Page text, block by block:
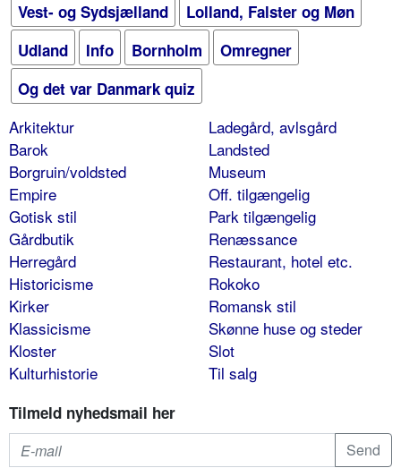
Vest- og Sydsjælland
Lolland, Falster og Møn
Udland
Info Bornholm
Omregner
Og det var Danmark quiz
Arkitektur
Barok
Borgruin/voldsted
Empire
Gotisk stil
Gårdbutik
Herregård
Historicisme
Kirker
Klassicisme
Kloster
Kulturhistorie
Ladegård, avlsgård
Landsted
Museum
Off. tilgængelig
Park tilgængelig
Renæssance
Restaurant, hotel etc.
Rokoko
Romansk stil
Skønne huse og steder
Slot
Til salg
Tilmeld nyhedsmail her